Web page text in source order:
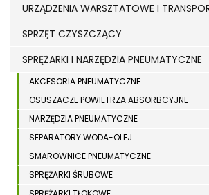
URZĄDZENIA WARSZTATOWE I
SPRZĘT CZYSZCZĄCY
SPRĘŻARKI I NARZĘDZIA PNEUMATYCZNE
AKCESORIA PNEUMATYCZNE
OSUSZACZE POWIETRZA ABSORBCYJNE
NARZĘDZIA PNEUMATYCZNE
SEPARATORY WODA-OLEJ
SMAROWNICE PNEUMATYCZNE
SPRĘŻARKI ŚRUBOWE